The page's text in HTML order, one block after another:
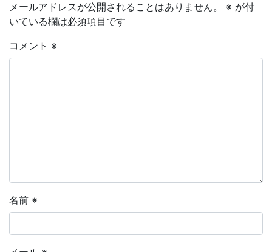
メールアドレスが公開されることはありません。 ※ が付
いている欄は必須項目です
コメント ※
名前 ※